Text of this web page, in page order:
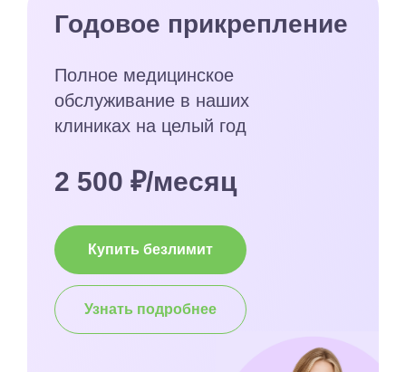
Годовое прикрепление
Полное медицинское
обслуживание в наших
клиниках на целый год
2 500 ₽/месяц
Купить безлимит
Узнать подробнее